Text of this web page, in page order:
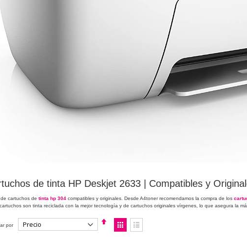
de tinta HP Deskjet 2633 | Compatibles y
cartuchos de tinta hp 304compatibles y originales. Desde A4toner recomendamos la compra de los
son tinta reciclada con la mejor tecnología y de cartuchos originales vírgenes, lo que asegura la
por
Fijar
Dirección
Ver
como